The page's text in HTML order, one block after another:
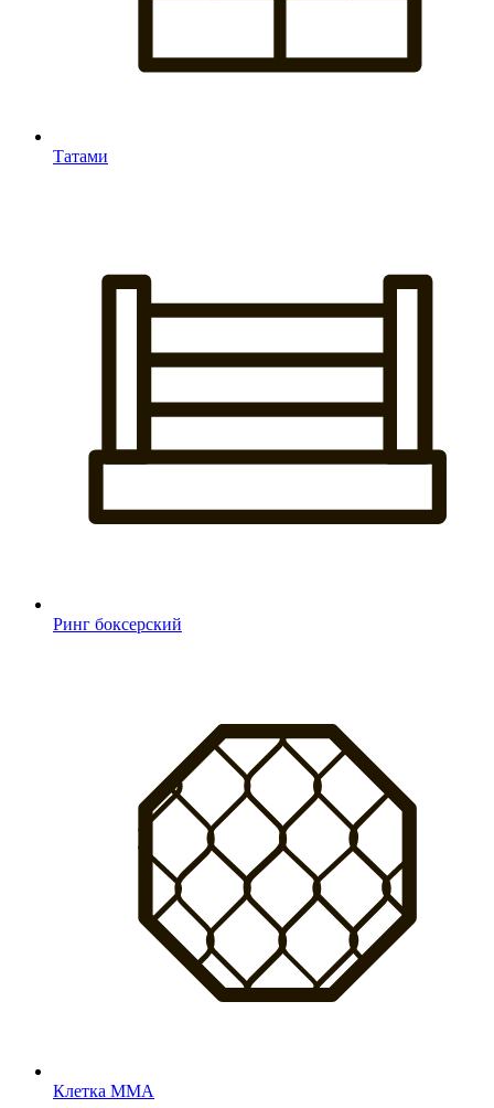
Татами
Ринг боксерский
Клетка MMA